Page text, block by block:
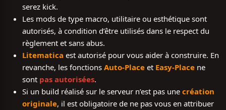
serez kick.
Les mods de type macro, utilitaire ou esthétique sont
autorisés, à condition d’être utilisés dans le respect du
règlement et sans abus.
Litematica est autorisé pour vous aider à construire. En
revanche, les fonctions Auto-Place et Easy-Place ne
sont pas autorisées.
Si un build réalisé sur le serveur n’est pas une création
originale, il est obligatoire de ne pas vous en attribuer